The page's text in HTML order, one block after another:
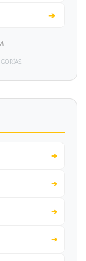
➔
➔
➔
➔
➔